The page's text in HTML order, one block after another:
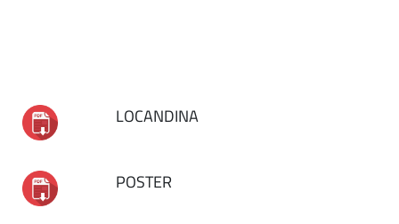
LOCANDINA
POSTER